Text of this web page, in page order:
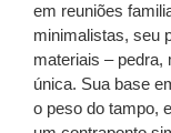
em reuniões
minimalistas, seu
materiais – pedra,
única. Sua base
o peso do tampo,